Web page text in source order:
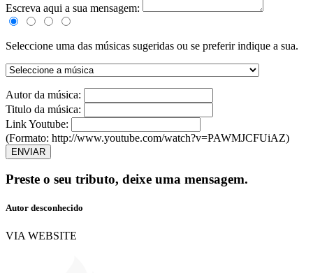
Escreva aqui a sua mensagem:
Seleccione uma das músicas sugeridas ou se preferir indique a sua.
Autor da música:
Titulo da música:
Link Youtube:
(Formato: http://www.youtube.com/watch?v=PAWMJCFUiAZ)
ENVIAR
Preste o seu tributo, deixe uma mensagem.
Autor desconhecido
VIA WEBSITE